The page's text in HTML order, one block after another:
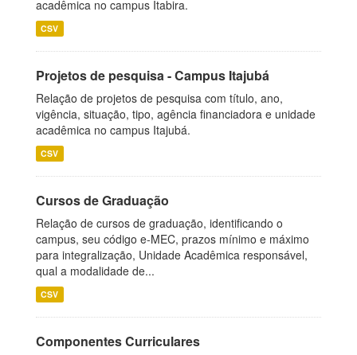
acadêmica no campus Itabira.
CSV
Projetos de pesquisa - Campus Itajubá
Relação de projetos de pesquisa com título, ano,
vigência, situação, tipo, agência financiadora e unidade
acadêmica no campus Itajubá.
CSV
Cursos de Graduação
Relação de cursos de graduação, identificando o
campus, seu código e-MEC, prazos mínimo e máximo
para integralização, Unidade Acadêmica responsável,
qual a modalidade de...
CSV
Componentes Curriculares